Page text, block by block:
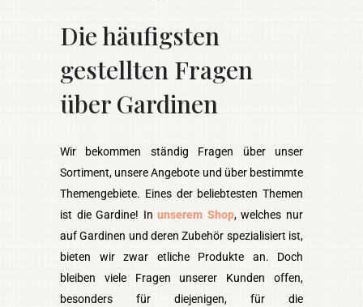
Die häufigsten
gestellten Fragen
über Gardinen
Wir bekommen ständig Fragen über unser
Sortiment, unsere Angebote und über bestimmte
Themengebiete. Eines der beliebtesten Themen
ist die Gardine! Inunserem Shop, welches nur
auf Gardinen und deren Zubehör spezialisiert ist,
bieten wir zwar etliche Produkte an. Doch
bleiben viele Fragen unserer Kunden offen,
besonders für diejenigen, für die